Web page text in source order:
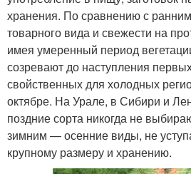
хранения. По сравнению с
товарного вида и свежести на
имея умеренный период
созревают до наступления
свойственных для холодных
октябре. На Урале, в Сибири и
поздние сорта никогда не
зимним — осенние виды, не
крупному размеру и хранению.